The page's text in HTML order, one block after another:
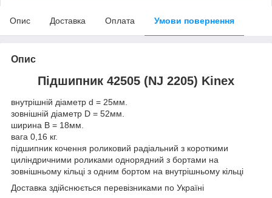
Опис Доставка Оплата Умови повернення
Опис
Підшипник 42505 (NJ 2205) Kinex
внутрішній діаметр d = 25мм.
зовнішній діаметр D = 52мм.
ширина B = 18мм.
вага 0,16 кг.
підшипник кочення роликовий радіальний з короткими
циліндричними роликами однорядний з бортами на
зовнішньому кільці з одним бортом на внутрішньому кільці
Доставка здійснюється перевізниками по Україні